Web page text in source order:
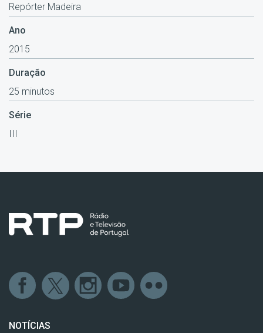
Repórter Madeira
Ano
2015
Duração
25 minutos
Série
III
NOTÍCIAS